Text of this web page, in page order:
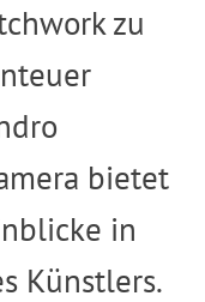
zu
bietet
in
Künstlers.